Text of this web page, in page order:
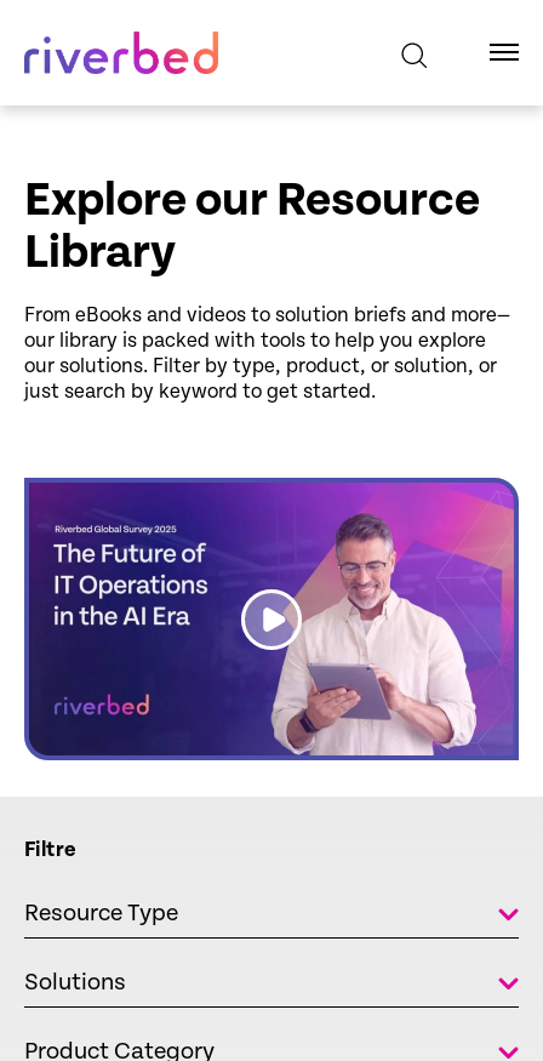
Explore our Resource
Library
From eBooks and videos to solution briefs and more—
our library is packed with tools to help you explore
our solutions. Filter by type, product, or solution, or
just search by keyword to get started.
link
Filtre
Resource Type
Solutions
Product Category